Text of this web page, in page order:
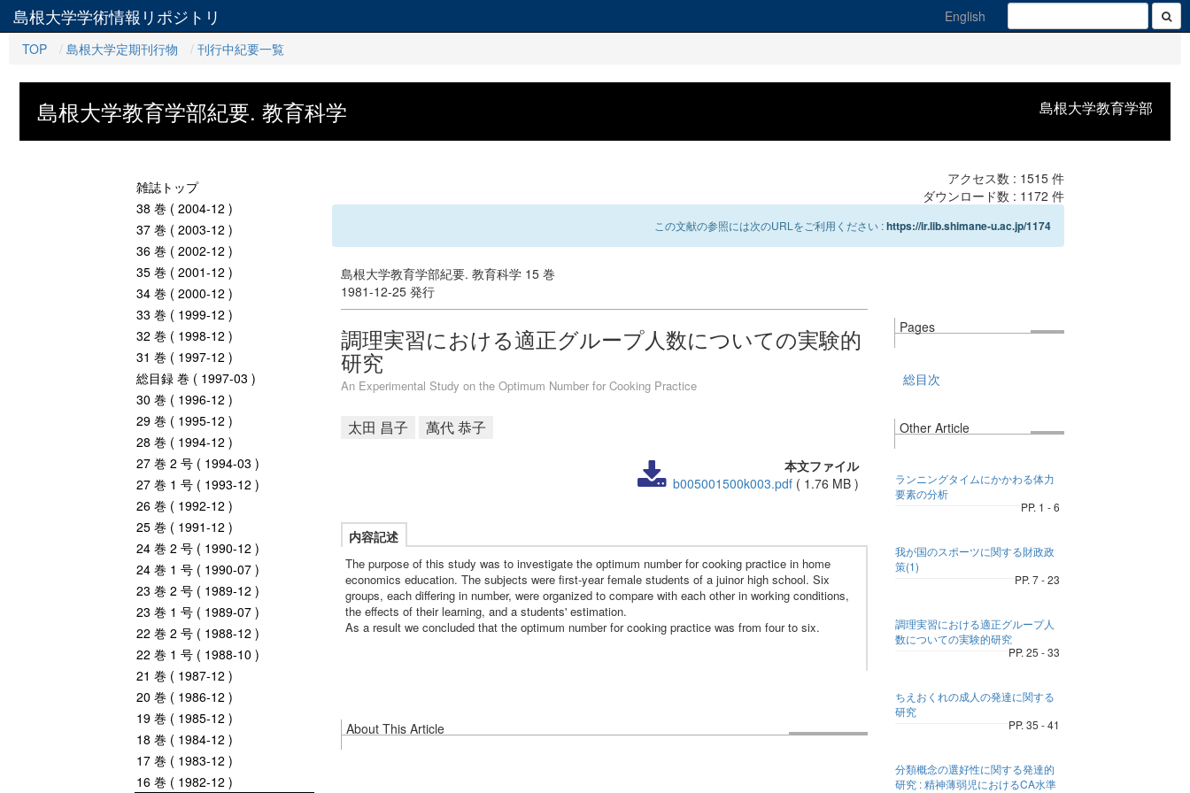
島根大学学術情報リポジトリ
English
TOP
島根大学定期刊行物 刊行中紀要一覧
島根大学教育学部
島根大学教育学部紀要. 教育科学
雑誌トップ
38 巻 ( 2004-12 )
37 巻 ( 2003-12 )
36 巻 ( 2002-12 )
35 巻 ( 2001-12 )
34 巻 ( 2000-12 )
33 巻 ( 1999-12 )
32 巻 ( 1998-12 )
31 巻 ( 1997-12 )
総目録 巻 ( 1997-03 )
30 巻 ( 1996-12 )
29 巻 ( 1995-12 )
28 巻 ( 1994-12 )
27 巻 2 号 ( 1994-03 )
27 巻 1 号 ( 1993-12 )
26 巻 ( 1992-12 )
25 巻 ( 1991-12 )
24 巻 2 号 ( 1990-12 )
24 巻 1 号 ( 1990-07 )
23 巻 2 号 ( 1989-12 )
23 巻 1 号 ( 1989-07 )
22 巻 2 号 ( 1988-12 )
22 巻 1 号 ( 1988-10 )
21 巻 ( 1987-12 )
20 巻 ( 1986-12 )
19 巻 ( 1985-12 )
18 巻 ( 1984-12 )
17 巻 ( 1983-12 )
16 巻 ( 1982-12 )
アクセス数 : 1515件
ダウンロード数 : 1172 件
この文献の参照には次のURLをご利用ください :https://ir.lib.shimane-u.ac.jp/1174
島根大学教育学部紀要. 教育科学 15 巻
1981-12-25 発行
調理実習における適正グループ人数についての実験的
研究
An Experimental Study on the Optimum Number for Cooking Practice
太田 昌子 萬代 恭子
本文ファイル
b005001500k003.pdf ( 1.76 MB )
内容記述
The purpose of this study was to investigate the optimum number for cooking practice in home
economics education. The subjects were first-year female students of a juinor high school. Six
groups, each differing in number, were organized to compare with each other in working conditions,
the effects of their learning, and a students' estimation.
As a result we concluded that the optimum number for cooking practice was from four to six.
About This Article
Pages
総目次
Other Article
ランニングタイムにかかわる体力
要素の分析
PP. 1 - 6
我が国のスポーツに関する財政政
策(1)
PP. 7 - 23
調理実習における適正グループ人
数についての実験的研究
PP. 25 - 33
ちえおくれの成人の発達に関する
研究
PP. 35 - 41
分類概念の選好性に関する発達的
研究 : 精神薄弱児におけるCA水準